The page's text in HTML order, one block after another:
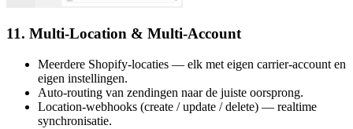
11. Multi-Location & Multi-Account
Meerdere Shopify-locaties — elk met eigen carrier-account en
eigen instellingen.
Auto-routing van zendingen naar de juiste oorsprong.
Location-webhooks (create / update / delete) — realtime
synchronisatie.